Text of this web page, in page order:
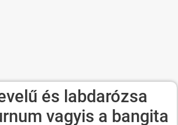
és labdarózsa
vagyis a bangita